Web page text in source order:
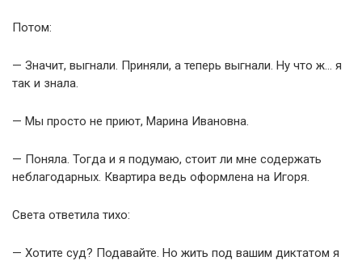
Потом:
— Значит, выгнали. Приняли, а теперь выгнали. Ну что ж… я
так и знала.
— Мы просто не приют, Марина Ивановна.
— Поняла. Тогда и я подумаю, стоит ли мне содержать
неблагодарных. Квартира ведь оформлена на Игоря.
Света ответила тихо:
— Хотите суд? Подавайте. Но жить под вашим диктатом я